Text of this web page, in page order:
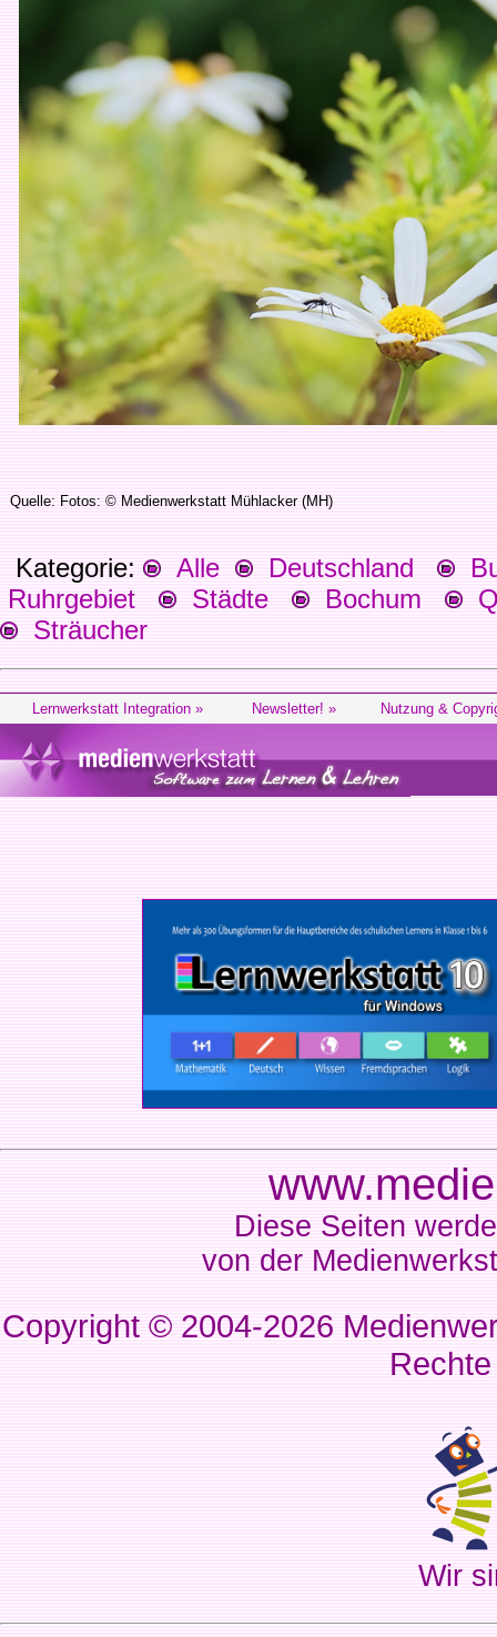
Quelle: Fotos: © Medienwerkstatt Mühlacker (MH)
Kategorie: Alle Deutschland
Ruhrgebiet
Städte Bochum
Sträucher
Lernwerkstatt Integration » Newsletter! » Nutzung &
Diese Seiten
von der
Copyright © 2004-2026
Wir